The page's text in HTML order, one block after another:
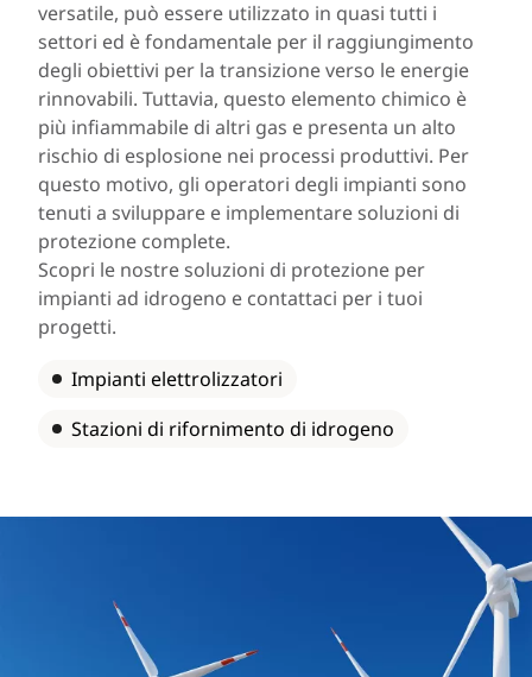
versatile, può essere utilizzato in quasi tutti i
settori ed è fondamentale per il raggiungimento
degli obiettivi per la transizione verso le energie
rinnovabili. Tuttavia, questo elemento chimico è
più infiammabile di altri gas e presenta un alto
rischio di esplosione nei processi produttivi. Per
questo motivo, gli operatori degli impianti sono
tenuti a sviluppare e implementare soluzioni di
protezione complete.
Scopri le nostre soluzioni di protezione per
impianti ad idrogeno e contattaci per i tuoi
progetti.
Impianti elettrolizzatori
Stazioni di rifornimento di idrogeno